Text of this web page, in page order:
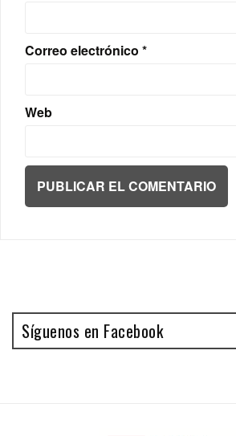
Correo electrónico *
Web
Síguenos en Facebook